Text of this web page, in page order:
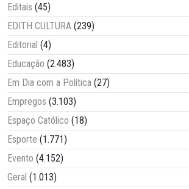
Editais (45)
EDITH CULTURA (239)
Editorial (4)
Educação (2.483)
Em Dia com a Política (27)
Empregos (3.103)
Espaço Católico (18)
Esporte (1.771)
Evento (4.152)
Geral (1.013)